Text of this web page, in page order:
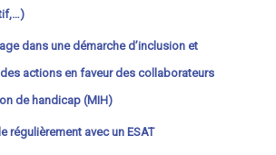
dans une démarche d’inclusion et
actions en faveur des collaborateurs
de handicap (MIH)
régulièrement avec un ESAT